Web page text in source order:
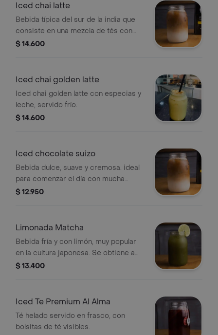
Iced chai latte
Bebida típica del sur de la india que
consiste en una mezcla de tés con
especias y hierbas aromáticas.
$ 14.600
Iced chai golden latte
Iced chai golden latte con especias y
leche, servido frío.
$ 14.600
Iced chocolate suizo
Bebida dulce, suave y cremosa. ideal
para comenzar el día con mucha
energía. .
$ 12.950
Limonada Matcha
Bebida fría y con limón, muy popular
en la cultura japonesa. Se obtiene a
partir de las hojas del té verde
$ 13.400
Iced Te Premium Al Alma
Té helado servido en frasco, con
bolsitas de té visibles.